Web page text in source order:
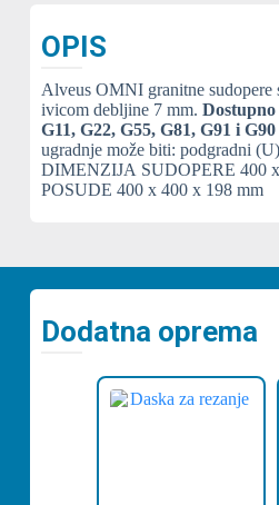
OPIS
Alveus OMNI granitne sudopere
ivicom debljine 7 mm.
G11, G22, G55, G81, G91 i
ugradnje može biti: podgradni
DIMENZIJA SUDOPERE 400
POSUDE 400 x 400 x 198 mm
Dodatna oprema